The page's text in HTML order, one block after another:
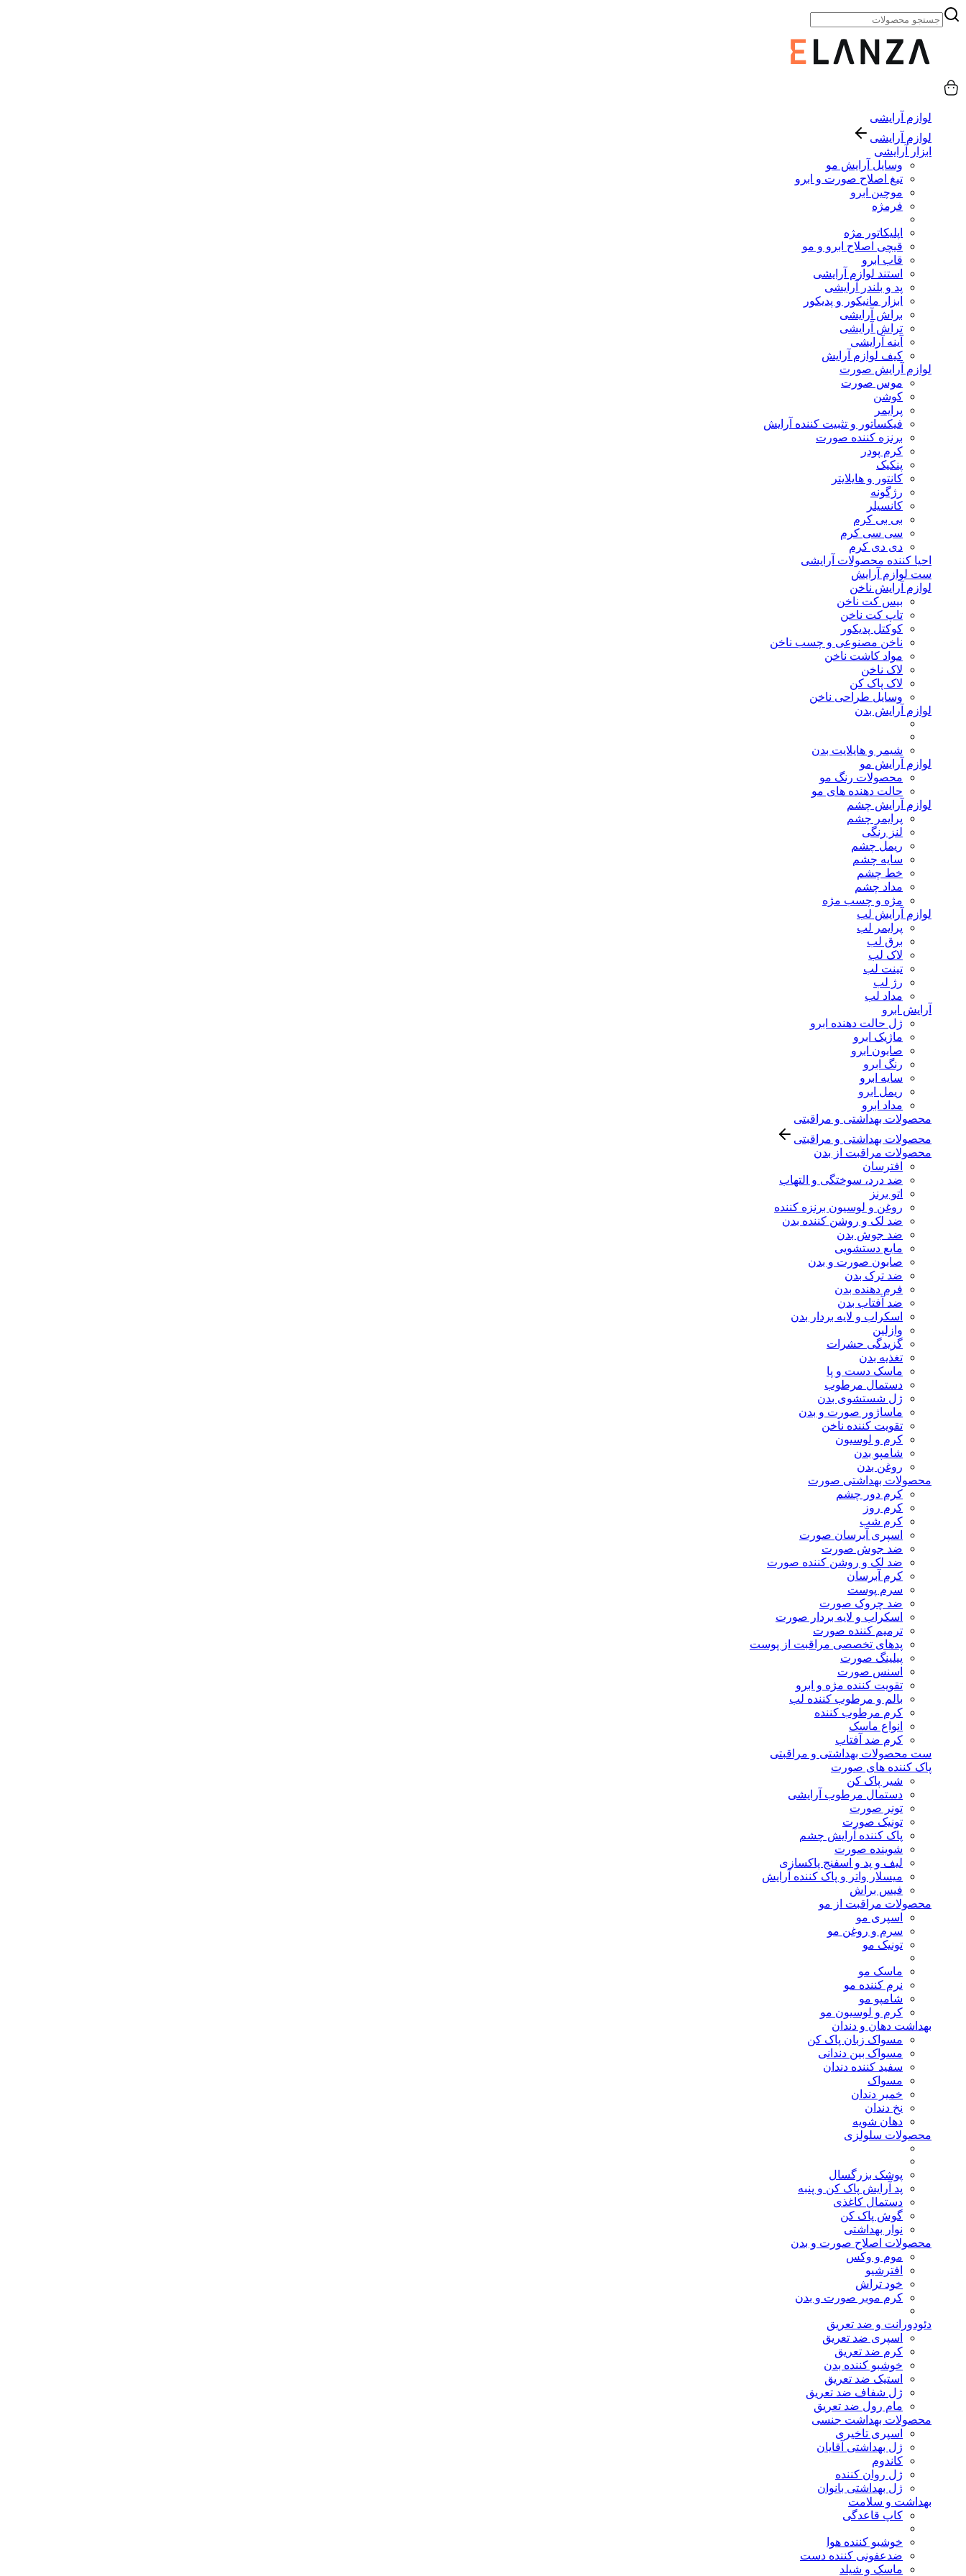
لوازم آرایشی
لوازم آرایشی
ابزار آرایشی
وسایل آرایش مو
تیغ اصلاح صورت و ابرو
موچین ابرو
فرمژه
اپلیکاتور مژه
قیچی اصلاح ابرو و مو
قاب ابرو
استند لوازم آرایشی
پد و بلندر آرایشی
ابزار مانیکور و پدیکور
براش آرایشی
تراش آرایشی
آینه آرایشی
کیف لوازم آرایش
لوازم آرایش صورت
موس صورت
کوشن
پرایمر
فیکساتور و تثبیت کننده آرایش
برنزه کننده صورت
کرم پودر
پنکیک
کانتور و هایلایتر
رژگونه
کانسیلر
بی بی کرم
سی سی کرم
دی دی کرم
احیا کننده محصولات آرایشی
ست لوازم آرایش
لوازم آرایش ناخن
بیس کت ناخن
تاپ کت ناخن
کوکتل پدیکور
ناخن مصنوعی و چسب ناخن
مواد کاشت ناخن
لاک ناخن
لاک پاک کن
وسایل طراحی ناخن
لوازم آرایش بدن
شیمر و هایلایت بدن
لوازم آرایش مو
محصولات رنگ مو
حالت دهنده های مو
لوازم آرایش چشم
پرایمر چشم
لنز رنگی
ریمل چشم
سایه چشم
خط چشم
مداد چشم
مژه و چسب مژه
لوازم آرایش لب
پرایمر لب
برق لب
لاک لب
تینت لب
رژ لب
مداد لب
آرایش ابرو
ژل حالت دهنده ابرو
ماژیک ابرو
صابون ابرو
رنگ ابرو
سایه ابرو
ریمل ابرو
مداد ابرو
محصولات بهداشتی و مراقبتی
محصولات بهداشتی و مراقبتی
محصولات مراقبت از بدن
افترسان
ضد درد، سوختگی و التهاب
اتو برنز
روغن و لوسیون برنزه کننده
ضد لک و روشن کننده بدن
ضد جوش بدن
مایع دستشویی
صابون صورت و بدن
ضد ترک بدن
فرم دهنده بدن
ضد آفتاب بدن
اسکراب و لایه بردار بدن
وازلین
گزیدگی حشرات
تغذیه بدن
ماسک دست و پا
دستمال مرطوب
ژل شستشوی بدن
ماساژور صورت و بدن
تقویت کننده ناخن
کرم و لوسیون
شامپو بدن
روغن بدن
محصولات بهداشتی صورت
کرم دور چشم
کرم روز
کرم شب
اسپری آبرسان صورت
ضد جوش صورت
ضد لک و روشن کننده صورت
کرم آبرسان
سرم پوست
ضد چروک صورت
اسکراب و لایه بردار صورت
ترمیم کننده صورت
پدهای تخصصی مراقبت از پوست
پیلینگ صورت
اسنس صورت
تقویت کننده مژه و ابرو
بالم و مرطوب کننده لب
کرم مرطوب کننده
انواع ماسک
کرم ضد آفتاب
ست محصولات بهداشتی و مراقبتی
پاک کننده های صورت
شیر پاک کن
دستمال مرطوب آرایشی
تونر صورت
تونیک صورت
پاک کننده آرایش چشم
شوینده صورت
لیف و پد و اسفنج پاکسازی
میسلار واتر و پاک کننده آرایش
فیس براش
محصولات مراقبت از مو
اسپری مو
سرم و روغن مو
تونیک مو
ماسک مو
نرم کننده مو
شامپو مو
کرم و لوسیون مو
بهداشت دهان و دندان
مسواک زبان پاک کن
مسواک بین دندانی
سفید کننده دندان
مسواک
خمیر دندان
نخ دندان
دهان شویه
محصولات سلولزی
پوشک بزرگسال
پد آرایش پاک کن و پنبه
دستمال کاغذی
گوش پاک کن
نوار بهداشتی
محصولات اصلاح صورت و بدن
موم و وکس
افترشیو
خود تراش
کرم موبر صورت و بدن
دئودورانت و ضد تعریق
اسپری ضد تعریق
کرم ضد تعریق
خوشبو کننده بدن
استیک ضد تعریق
ژل شفاف ضد تعریق
مام رول ضد تعریق
محصولات بهداشت جنسی
اسپری تاخیری
ژل بهداشتی آقایان
کاندوم
ژل روان کننده
ژل بهداشتی بانوان
بهداشت و سلامت
کاپ قاعدگی
خوشبو کننده هوا
ضدعفونی کننده دست
ماسک و شیلد